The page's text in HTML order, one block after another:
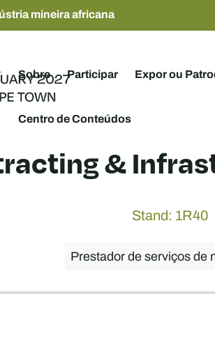
mineira africana
Sobre Participar Expor ou
Centro de Conteúdos
&
Stand: 1R40
Prestador de serviços de